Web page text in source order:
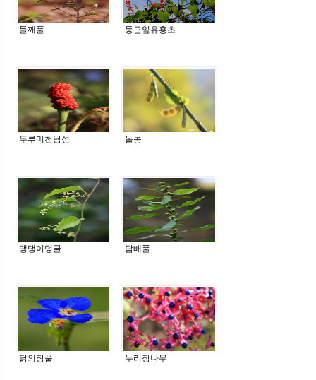
들깨풀 둥근잎유홍초
두루미천남성 돌콩
댕댕이덩굴 담배풀
닭의장풀 누리장나무